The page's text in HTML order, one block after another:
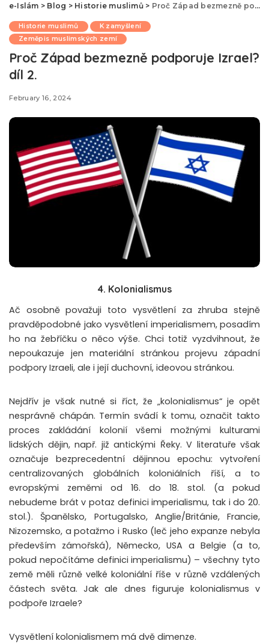
e-Islám > Blog > Historie muslimů> Proč Západ bezmezně podporuje Izrael? díl 2.
Historie muslimů
K zamyšlení
Zeměpis muslimských zemí
Proč Západ bezmezně podporuje Izrael?
díl 2.
February 16, 2024
4. Kolonialismus
Ač osobně považuji toto vysvětlení za zhruba stejně
pravděpodobné jako vysvětlení imperialismem, posadím
ho na žebříčku o něco výše. Chci totiž vyzdvihnout, že
nepoukazuje jen materiální stránkou projevu západní
podpory Izraeli, ale i její duchovní, ideovou stránkou.
Nejdřív je však nutné si říct, že „kolonialismus“ je opět
nesprávně chápán. Termín svádí k tomu, označit takto
proces zakládání kolonií všemi možnými kulturami
lidských dějin, např. již antickými Řeky. V literatuře však
označuje bezprecedentní dějinnou epochu: vytvoření
centralizovaných globálních koloniálních říší, a to
evropskými zeměmi od 16. do 18. stol. (a pokud
nebudeme brát v potaz definici imperialismu, tak i do 20.
stol.). Španělsko, Portugalsko, Anglie/Británie, Francie,
Nizozemsko, a potažmo i Rusko (leč jeho expanze nebyla
především zámořská), Německo, USA a Belgie (a to,
pokud nepočítáme definici imperialismu) – všechny tyto
země měli různě velké koloniální říše v různě vzdálených
částech světa. Jak ale dnes figuruje kolonialismus v
podpoře Izraele?
Vysvětlení kolonialismem má dvě dimenze.